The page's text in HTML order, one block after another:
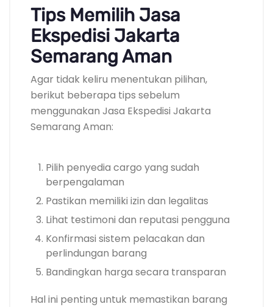
Tips Memilih Jasa
Ekspedisi Jakarta
Semarang Aman
Agar tidak keliru menentukan pilihan,
berikut beberapa tips sebelum
menggunakan Jasa Ekspedisi Jakarta
Semarang Aman:
Pilih penyedia cargo yang sudah
berpengalaman
Pastikan memiliki izin dan legalitas
Lihat testimoni dan reputasi pengguna
Konfirmasi sistem pelacakan dan
perlindungan barang
Bandingkan harga secara transparan
Hal ini penting untuk memastikan barang